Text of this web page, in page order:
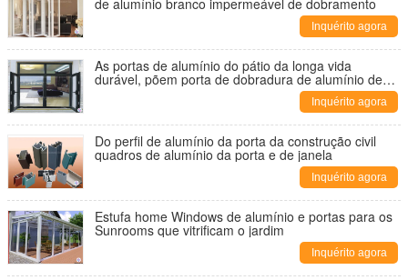
de alumínio branco impermeável de dobramento
Inquérito agora
As portas de alumínio do pátio da longa vida
durável, põem porta de dobradura de alumínio de
Inquérito agora
Do perfil de alumínio da porta da construção civil
quadros de alumínio da porta e de janela
Inquérito agora
Estufa home Windows de alumínio e portas para os
Sunrooms que vitrificam o jardim
Inquérito agora